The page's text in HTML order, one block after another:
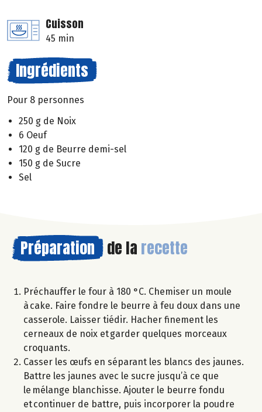
Cuisson
45 min
Ingrédients
Pour 8 personnes
250 g de Noix
6 Oeuf
120 g de Beurre demi-sel
150 g de Sucre
Sel
Préparation de la recette
Préchauffer le four à 180 °C. Chemiser un moule
à cake. Faire fondre le beurre à feu doux dans une
casserole. Laisser tiédir. Hacher finement les
cerneaux de noix et garder quelques morceaux
croquants.
Casser les œufs en séparant les blancs des jaunes.
Battre les jaunes avec le sucre jusqu’à ce que
le mélange blanchisse. Ajouter le beurre fondu
et continuer de battre, puis incorporer la poudre